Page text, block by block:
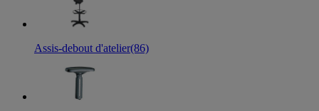
Assis-debout d'atelier(86)